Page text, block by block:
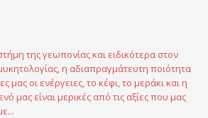
της γεωπονίας και ειδικότερα στον
η αδιαπραγμάτευτη ποιότητα
μας οι ενέργειες, το κέφι, το μεράκι και η
μας είναι μερικές από τις αξίες που μας